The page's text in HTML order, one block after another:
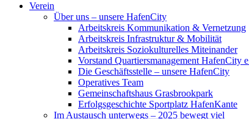
Verein
Über uns – unsere HafenCity
Arbeitskreis Kommunikation & Vernetzung
Arbeitskreis Infrastruktur & Mobilität
Arbeitskreis Soziokulturelles Miteinander
Vorstand Quartiersmanagement HafenCity
Die Geschäftsstelle – unsere HafenCity
Operatives Team
Gemeinschaftshaus Grasbrookpark
Erfolgsgeschichte Sportplatz HafenKante
Im Austausch unterwegs – 2025 bewegt viel